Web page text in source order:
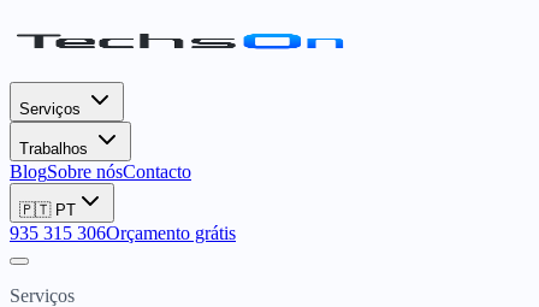
Serviços
Trabalhos
BlogSobre nósContacto
🇵🇹 PT
935 315 306Orçamento grátis
Serviços